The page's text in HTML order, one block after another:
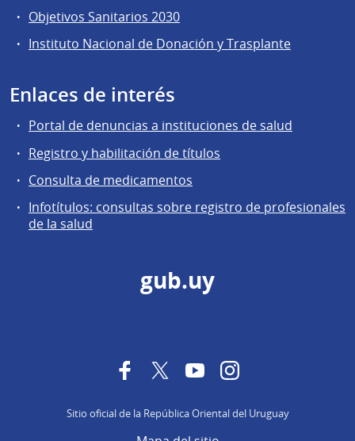
Objetivos Sanitarios 2030
Instituto Nacional de Donación y Trasplante
Enlaces de interés
Portal de denuncias a instituciones de salud
Registro y habilitación de títulos
Consulta de medicamentos
Infotítulos: consultas sobre registro de profesionales
de la salud
gub.uy
FacebookTwitterYouTubeInstagram
Sitio oficial de la República Oriental del Uruguay